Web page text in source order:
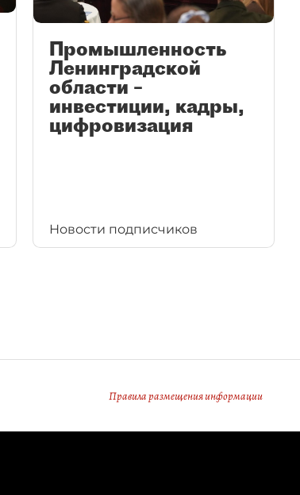
Промышленность
Ленинградской
области –
инвестиции, кадры,
цифровизация
Новости подписчиков
Правила размещения информации